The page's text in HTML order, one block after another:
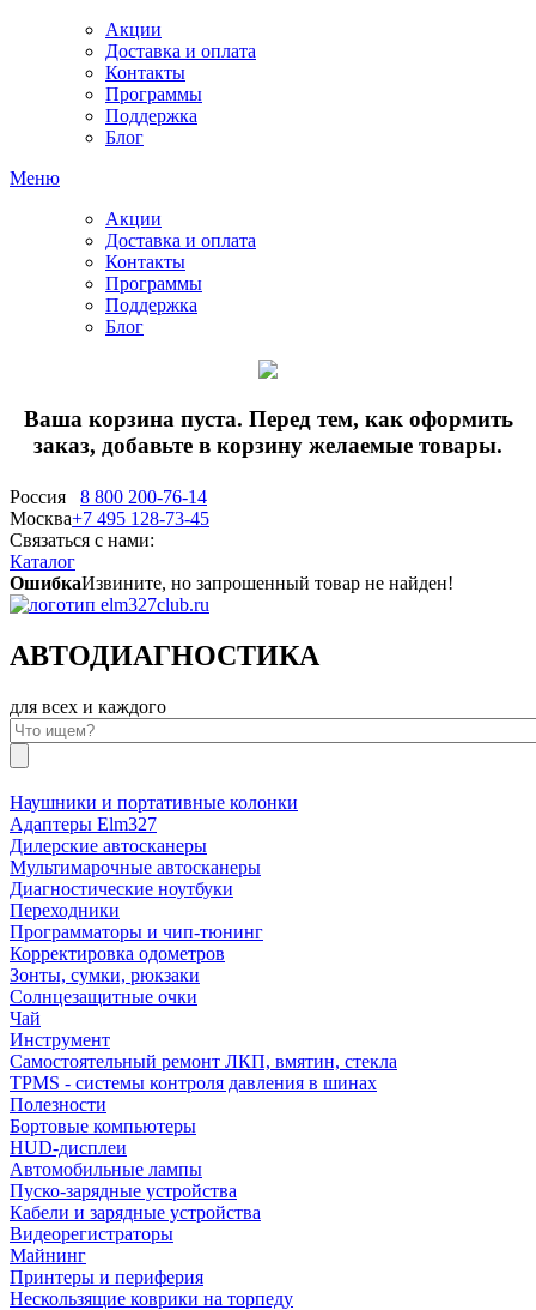
Акции
Доставка и оплата
Контакты
Программы
Поддержка
Блог
Меню
Акции
Доставка и оплата
Контакты
Программы
Поддержка
Блог
Ваша корзина пуста. Перед тем, как оформить
заказ, добавьте в корзину желаемые товары.
Россия
8 800 200-76-14
Москва+7 495 128-73-45
Связаться с нами:
Каталог
ОшибкаИзвините, но запрошенный товар не найден!
АВТОДИАГНОСТИКА
для всех и каждого
Наушники и портативные колонки
Адаптеры Elm327
Дилерские автосканеры
Мультимарочные автосканеры
Диагностические ноутбуки
Переходники
Программаторы и чип-тюнинг
Корректировка одометров
Зонты, сумки, рюкзаки
Солнцезащитные очки
Чай
Инструмент
Самостоятельный ремонт ЛКП, вмятин, стекла
TPMS - системы контроля давления в шинах
Полезности
Бортовые компьютеры
HUD-дисплеи
Автомобильные лампы
Пуско-зарядные устройства
Кабели и зарядные устройства
Видеорегистраторы
Майнинг
Принтеры и периферия
Нескользящие коврики на торпеду